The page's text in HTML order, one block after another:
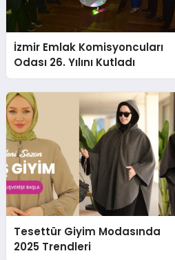
İzmir Emlak Komisyoncuları
Odası 26. Yılını Kutladı
Tesettür Giyim Modasında
2025 Trendleri